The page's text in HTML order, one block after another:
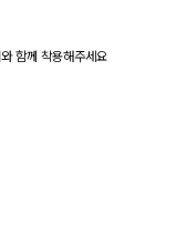
함께 착용해주세요